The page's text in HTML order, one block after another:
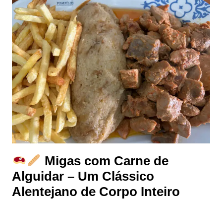
Migas com Carne de
Alguidar – Um Clássico
Alentejano de Corpo Inteiro